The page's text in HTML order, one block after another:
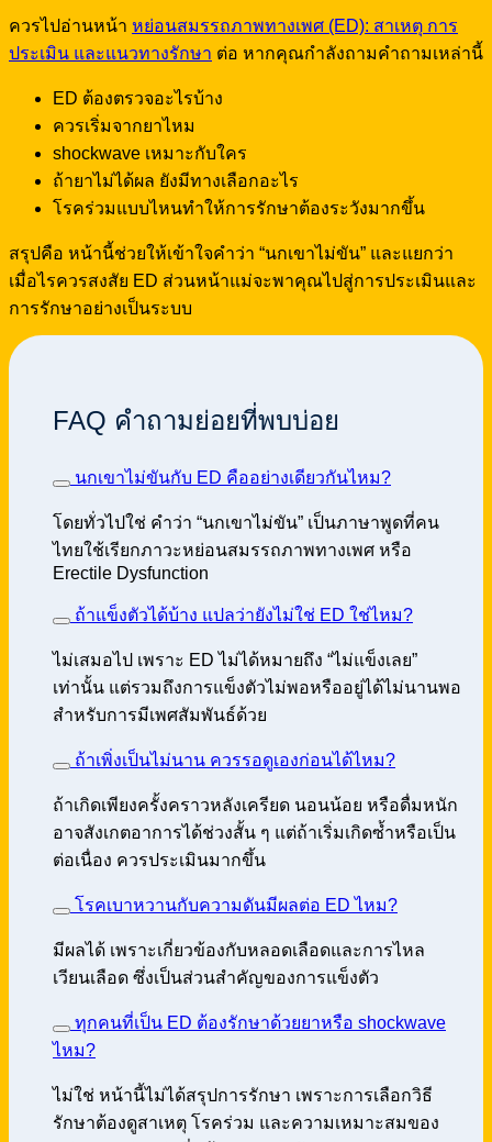
ควรไปอ่านหน้า หย่อนสมรรถภาพทางเพศ (ED): สาเหตุ การ
ประเมิน และแนวทางรักษา ต่อ หากคุณกำลังถามคำถามเหล่านี้
ED ต้องตรวจอะไรบ้าง
ควรเริ่มจากยาไหม
shockwave เหมาะกับใคร
ถ้ายาไม่ได้ผล ยังมีทางเลือกอะไร
โรคร่วมแบบไหนทำให้การรักษาต้องระวังมากขึ้น
สรุปคือ หน้านี้ช่วยให้เข้าใจคำว่า “นกเขาไม่ขัน” และแยกว่า
เมื่อไรควรสงสัย ED ส่วนหน้าแม่จะพาคุณไปสู่การประเมินและ
การรักษาอย่างเป็นระบบ
FAQ คำถามย่อยที่พบบ่อย
นกเขาไม่ขันกับ ED คืออย่างเดียวกันไหม?
โดยทั่วไปใช่ คำว่า “นกเขาไม่ขัน” เป็นภาษาพูดที่คน
ไทยใช้เรียกภาวะหย่อนสมรรถภาพทางเพศ หรือ
Erectile Dysfunction
ถ้าแข็งตัวได้บ้าง แปลว่ายังไม่ใช่ ED ใช่ไหม?
ไม่เสมอไป เพราะ ED ไม่ได้หมายถึง “ไม่แข็งเลย”
เท่านั้น แต่รวมถึงการแข็งตัวไม่พอหรืออยู่ได้ไม่นานพอ
สำหรับการมีเพศสัมพันธ์ด้วย
ถ้าเพิ่งเป็นไม่นาน ควรรอดูเองก่อนได้ไหม?
ถ้าเกิดเพียงครั้งคราวหลังเครียด นอนน้อย หรือดื่มหนัก
อาจสังเกตอาการได้ช่วงสั้น ๆ แต่ถ้าเริ่มเกิดซ้ำหรือเป็น
ต่อเนื่อง ควรประเมินมากขึ้น
โรคเบาหวานกับความดันมีผลต่อ ED ไหม?
มีผลได้ เพราะเกี่ยวข้องกับหลอดเลือดและการไหล
เวียนเลือด ซึ่งเป็นส่วนสำคัญของการแข็งตัว
ทุกคนที่เป็น ED ต้องรักษาด้วยยาหรือ shockwave
ไหม?
ไม่ใช่ หน้านี้ไม่ได้สรุปการรักษา เพราะการเลือกวิธี
รักษาต้องดูสาเหตุ โรคร่วม และความเหมาะสมของ